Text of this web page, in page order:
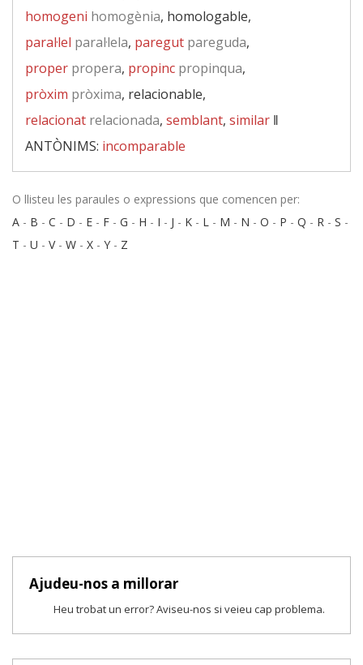
homogeni homogènia, homologable,
paral·lel paral·lela, paregut pareguda,
proper propera, propinc propinqua,
pròxim pròxima, relacionable,
relacionat relacionada, semblant, similar ‖
ANTÒNIMS: incomparable
O llisteu les paraules o expressions que comencen per:
A - B - C - D - E - F - G - H - I - J - K - L - M - N - O - P - Q - R - S -
T - U - V- W - X - Y - Z
Ajudeu-nos a millorar
Heu trobat un error? Aviseu-nos si veieu cap problema.